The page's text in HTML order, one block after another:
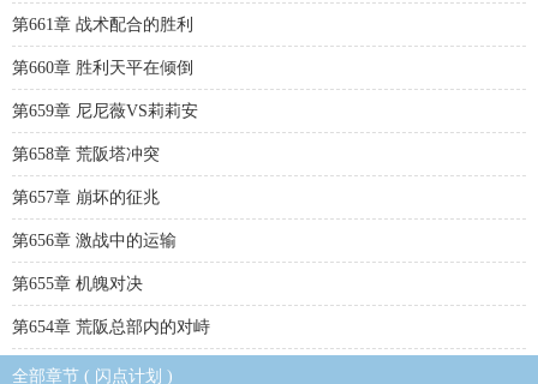
第661章 战术配合的胜利
第660章 胜利天平在倾倒
第659章 尼尼薇VS莉莉安
第658章 荒阪塔冲突
第657章 崩坏的征兆
第656章 激战中的运输
第655章 机魄对决
第654章 荒阪总部内的对峙
全部章节 ( 闪点计划 )